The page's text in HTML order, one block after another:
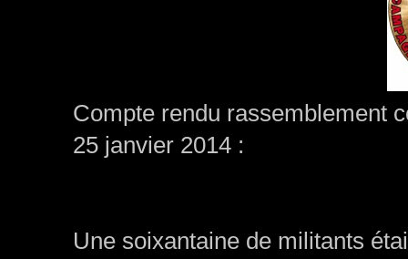
Compte rendu rassemblement
25 janvier 2014 :
Une soixantaine de militants